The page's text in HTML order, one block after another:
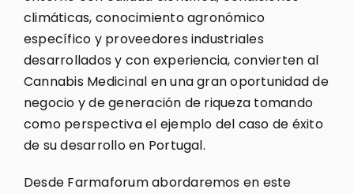
climáticas, conocimiento agronómico
específico y proveedores industriales
desarrollados y con experiencia, convierten al
Cannabis Medicinal en una gran oportunidad de
negocio y de generación de riqueza tomando
como perspectiva el ejemplo del caso de éxito
de su desarrollo en Portugal.
Desde Farmaforum abordaremos en este